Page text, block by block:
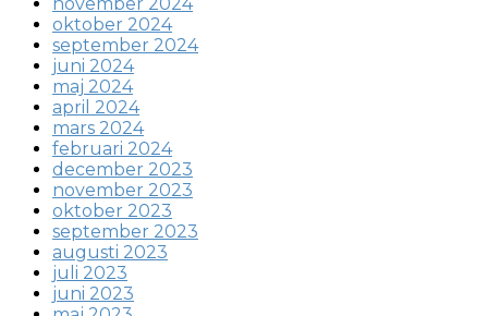
oktober 2024
september 2024
juni 2024
maj 2024
april 2024
mars 2024
februari 2024
december 2023
november 2023
oktober 2023
september 2023
augusti 2023
juli 2023
juni 2023